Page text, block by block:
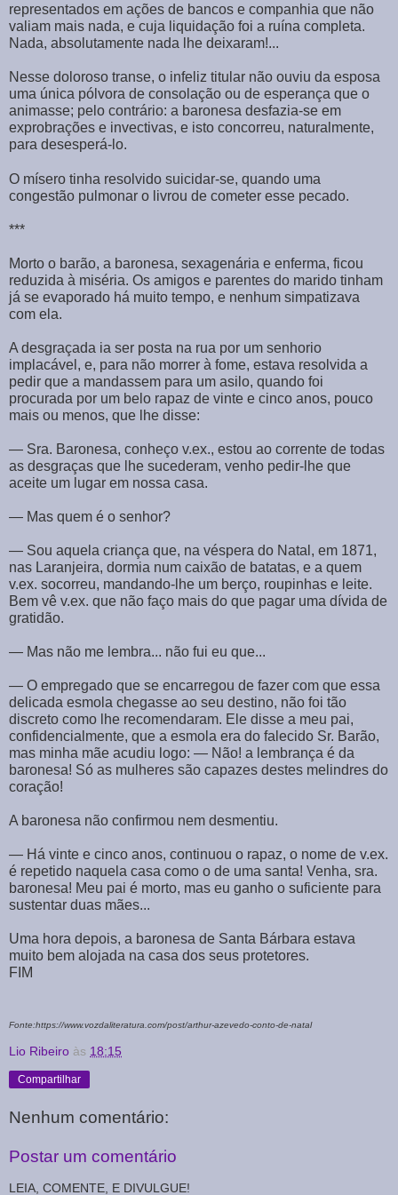
representados em ações de bancos e companhia que não
valiam mais nada, e cuja liquidação foi a ruína completa.
Nada, absolutamente nada lhe deixaram!...
Nesse doloroso transe, o infeliz titular não ouviu da esposa
uma única pólvora de consolação ou de esperança que o
animasse; pelo contrário: a baronesa desfazia-se em
exprobrações e invectivas, e isto concorreu, naturalmente,
para desesperá-lo.
O mísero tinha resolvido suicidar-se, quando uma
congestão pulmonar o livrou de cometer esse pecado.
***
Morto o barão, a baronesa, sexagenária e enferma, ficou
reduzida à miséria. Os amigos e parentes do marido tinham
já se evaporado há muito tempo, e nenhum simpatizava
com ela.
A desgraçada ia ser posta na rua por um senhorio
implacável, e, para não morrer à fome, estava resolvida a
pedir que a mandassem para um asilo, quando foi
procurada por um belo rapaz de vinte e cinco anos, pouco
mais ou menos, que lhe disse:
― Sra. Baronesa, conheço v.ex., estou ao corrente de todas
as desgraças que lhe sucederam, venho pedir-lhe que
aceite um lugar em nossa casa.
― Mas quem é o senhor?
― Sou aquela criança que, na véspera do Natal, em 1871,
nas Laranjeira, dormia num caixão de batatas, e a quem
v.ex. socorreu, mandando-lhe um berço, roupinhas e leite.
Bem vê v.ex. que não faço mais do que pagar uma dívida de
gratidão.
― Mas não me lembra... não fui eu que...
― O empregado que se encarregou de fazer com que essa
delicada esmola chegasse ao seu destino, não foi tão
discreto como lhe recomendaram. Ele disse a meu pai,
confidencialmente, que a esmola era do falecido Sr. Barão,
mas minha mãe acudiu logo: ― Não! a lembrança é da
baronesa! Só as mulheres são capazes destes melindres do
coração!
A baronesa não confirmou nem desmentiu.
― Há vinte e cinco anos, continuou o rapaz, o nome de v.ex.
é repetido naquela casa como o de uma santa! Venha, sra.
baronesa! Meu pai é morto, mas eu ganho o suficiente para
sustentar duas mães...
Uma hora depois, a baronesa de Santa Bárbara estava
muito bem alojada na casa dos seus protetores.
FIM
Fonte:https://www.vozdaliteratura.com/post/arthur-azevedo-conto-de-natal
Lio Ribeiro às 18:15
Compartilhar
Nenhum comentário:
Postar um comentário
LEIA, COMENTE, E DIVULGUE!